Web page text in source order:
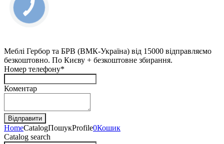
Меблі Гербор та БРВ (ВМК-Україна) від 15000 відправляємо
безкоштовно. По Києву + безкоштовне збирання.
Номер телефону*
Коментар
HomeCatalogПошукProfile0Кошик
Catalog search